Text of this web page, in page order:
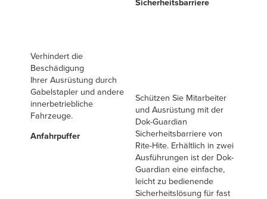
Verhindert die
Beschädigung
Ihrer Ausrüstung durch
Gabelstapler und andere
innerbetriebliche
Fahrzeuge.
Anfahrpuffer
Sicherheitsbarriere
Schützen Sie Mitarbeiter
und Ausrüstung mit der
Dok-Guardian
Sicherheitsbarriere von
Rite-Hite. Erhältlich in zwei
Ausführungen ist der Dok-
Guardian eine einfache,
leicht zu bedienende
Sicherheitslösung für fast